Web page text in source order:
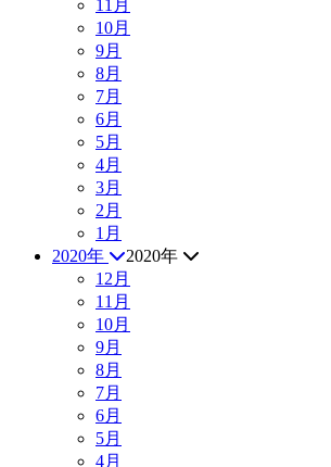
11月
10月
9月
8月
7月
6月
5月
4月
3月
2月
1月
2020年
2020年
12月
11月
10月
9月
8月
7月
6月
5月
4月